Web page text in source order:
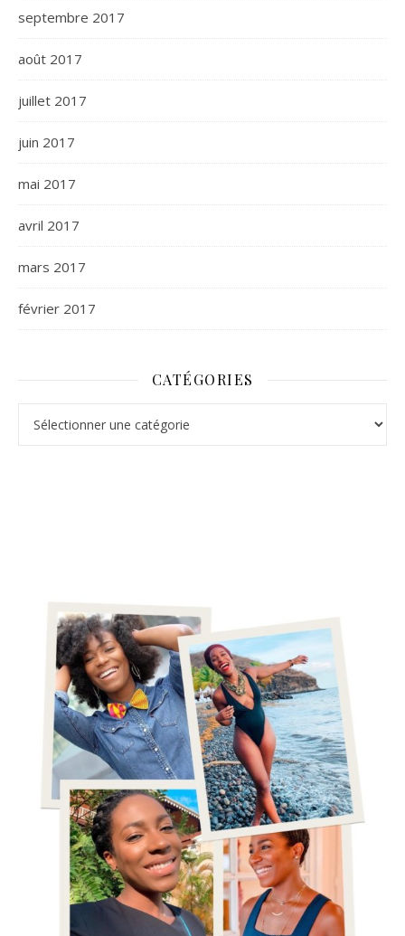
septembre 2017
août 2017
juillet 2017
juin 2017
mai 2017
avril 2017
mars 2017
février 2017
CATÉGORIES